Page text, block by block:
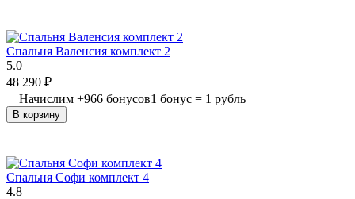
Спальня Валенсия комплект 2
5.0
48 290 ₽
Начислим +966 бонусов1 бонус = 1 рубль
В корзину
Спальня Софи комплект 4
4.8